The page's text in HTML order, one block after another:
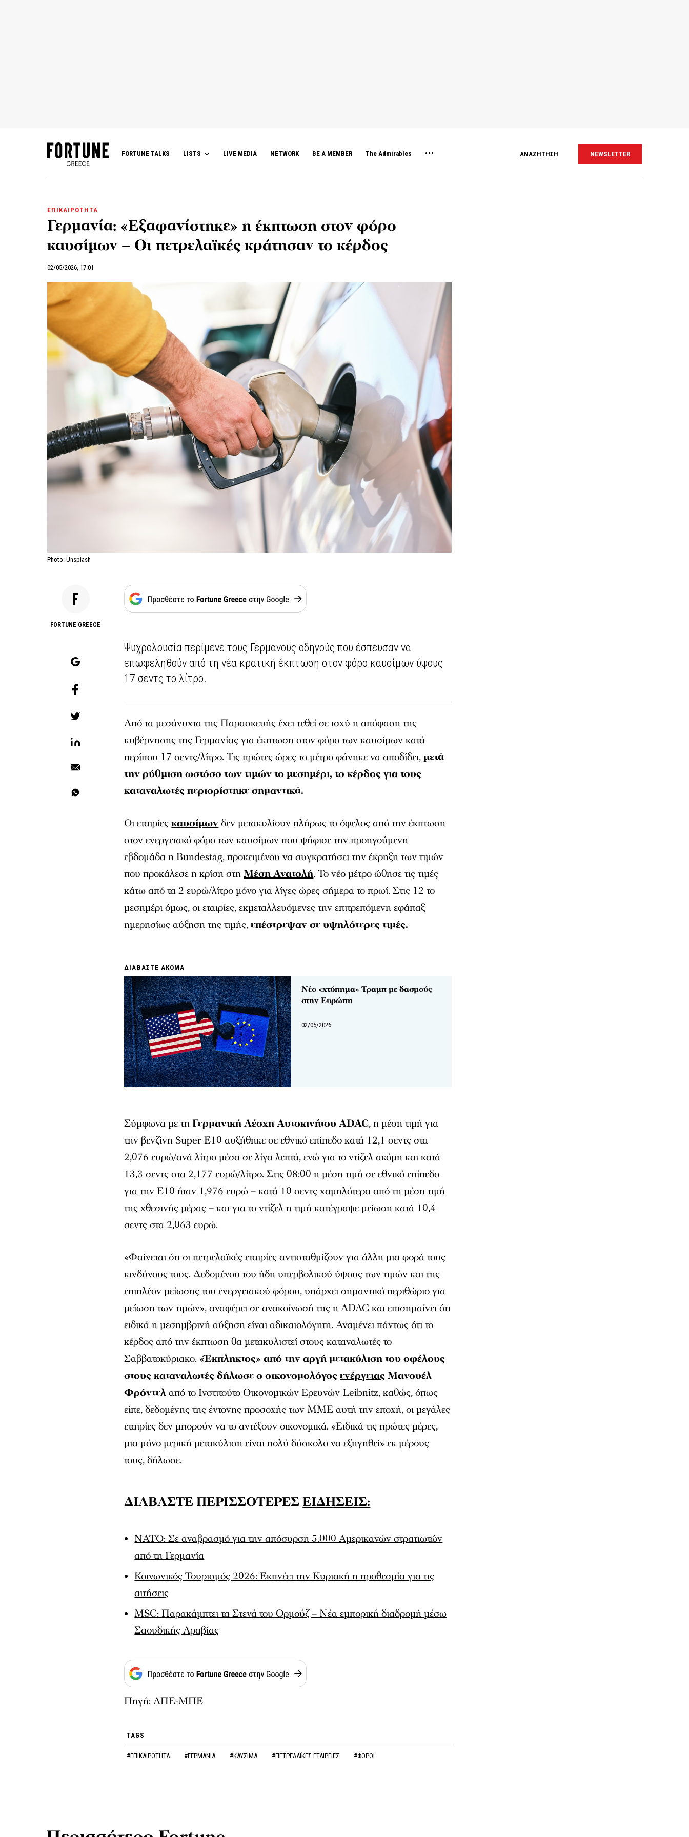
FORTUNE TALKS LISTS LIVE MEDIA NETWORK BE A MEMBER The Admirables ΑΝΑΖΗΤΗΣΗ NEWSLETTER
ΕΠΙΚΑΙΡΟΤΗΤΑ
Γερμανία: «Εξαφανίστηκε» η έκπτωση στον φόρο
καυσίμων – Οι πετρελαϊκές κράτησαν το κέρδος
02/05/2026, 17:01
Photo: Unsplash
FORTUNE GREECE
Ψυχρολουσία περίμενε τους Γερμανούς οδηγούς που έσπευσαν να
επωφεληθούν από τη νέα κρατική έκπτωση στον φόρο καυσίμων ύψους
17 σεντς το λίτρο.
Από τα μεσάνυχτα της Παρασκευής έχει τεθεί σε ισχύ η απόφαση της
κυβέρνησης της Γερμανίας για έκπτωση στον φόρο των καυσίμων κατά
περίπου 17 σεντς/λίτρο. Τις πρώτες ώρες το μέτρο φάνηκε να αποδίδει,μετά
την ρύθμιση ωστόσο των τιμών το μεσημέρι, το κέρδος για τους
καταναλωτές περιορίστηκε σημαντικά.
Οι εταιρίεςκαυσίμωνδεν μετακυλίουν πλήρως το όφελος από την έκπτωση
στον ενεργειακό φόρο των καυσίμων που ψήφισε την προηγούμενη
εβδομάδα η Bundestag, προκειμένου να συγκρατήσει την έκρηξη των τιμών
που προκάλεσε η κρίση στηΜέση Ανατολή. Το νέο μέτρο ώθησε τις τιμές
κάτω από τα 2 ευρώ/λίτρο μόνο για λίγες ώρες σήμερα το πρωί. Στις 12 το
μεσημέρι όμως, οι εταιρίες, εκμεταλλευόμενες την επιτρεπόμενη εφάπαξ
ημερησίως αύξηση της τιμής,επέστρεψαν σε υψηλότερες τιμές.
ΔΙΑΒΑΣΤΕ ΑΚΟΜΑ
Νέο «χτύπημα» Τραμπ με δασμούς
στην Ευρώπη
02/05/2026
Σύμφωνα με τηΓερμανική Λέσχη Αυτοκινήτου ADAC, η μέση τιμή για
την βενζίνη Super E10 αυξήθηκε σε εθνικό επίπεδο κατά 12,1 σεντς στα
2,076 ευρώ/ανά λίτρο μέσα σε λίγα λεπτά, ενώ για το ντίζελ ακόμη και κατά
13,3 σεντς στα 2,177 ευρώ/λίτρο. Στις 08:00 η μέση τιμή σε εθνικό επίπεδο
για την Ε10 ήταν 1,976 ευρώ – κατά 10 σεντς χαμηλότερα από τη μέση τιμή
της χθεσινής μέρας – και για το ντίζελ η τιμή κατέγραψε μείωση κατά 10,4
σεντς στα 2,063 ευρώ.
«Φαίνεται ότι οι πετρελαϊκές εταιρίες αντισταθμίζουν για άλλη μια φορά τους
κινδύνους τους. Δεδομένου του ήδη υπερβολικού ύψους των τιμών και της
επιπλέον μείωσης του ενεργειακού φόρου, υπάρχει σημαντικό περιθώριο για
μείωση των τιμών», αναφέρει σε ανακοίνωσή της η ADAC και επισημαίνει ότι
ειδικά η μεσημβρινή αύξηση είναι αδικαιολόγητη. Αναμένει πάντως ότι το
κέρδος από την έκπτωση θα μετακυλιστεί στους καταναλωτές το
Σαββατοκύριακο. «Έκπληκτος» από την αργή μετακύλιση του οφέλους
στους καταναλωτές δήλωσε ο οικονομολόγοςενέργειας Μανουέλ
Φρόντελαπό το Ινστιτούτο Οικονομικών Ερευνών Leibnitz, καθώς, όπως
είπε, δεδομένης της έντονης προσοχής των ΜΜΕ αυτή την εποχή, οι μεγάλες
εταιρίες δεν μπορούν να το αντέξουν οικονομικά. «Ειδικά τις πρώτες μέρες,
μια μόνο μερική μετακύλιση είναι πολύ δύσκολο να εξηγηθεί» εκ μέρους
τους, δήλωσε.
ΔΙΑΒΑΣΤΕ ΠΕΡΙΣΣΟΤΕΡΕΣ ΕΙΔΗΣΕΙΣ:
ΝΑΤΟ: Σε αναβρασμό για την απόσυρση 5.000 Αμερικανών στρατιωτών
από τη Γερμανία
Κοινωνικός Τουρισμός 2026: Εκπνέει την Κυριακή η προθεσμία για τις
αιτήσεις
MSC: Παρακάμπτει τα Στενά του Ορμούζ – Νέα εμπορική διαδρομή μέσω
Σαουδικής Αραβίας
Πηγή: ΑΠΕ-ΜΠΕ
TAGS
#ΕΠΙΚΑΙΡΟΤΗΤΑ #ΓΕΡΜΑΝΙΑ #ΚΑΥΣΙΜΑ #ΠΕΤΡΕΛΑΪΚΕΣ ΕΤΑΙΡΕΙΕΣ #ΦΟΡΟΙ